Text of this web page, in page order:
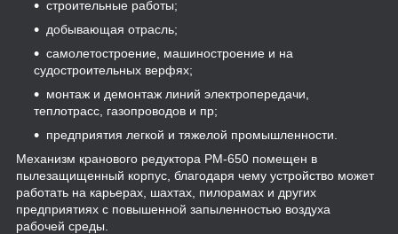
строительные работы;
добывающая отрасль;
самолетостроение, машиностроение и на
судостроительных верфях;
монтаж и демонтаж линий электропередачи,
теплотрасс, газопроводов и пр;
предприятия легкой и тяжелой промышленности.
Механизм кранового редуктора РМ-650 помещен в
пылезащищенный корпус, благодаря чему устройство может
работать на карьерах, шахтах, пилорамах и других
предприятиях с повышенной запыленностью воздуха
рабочей среды.